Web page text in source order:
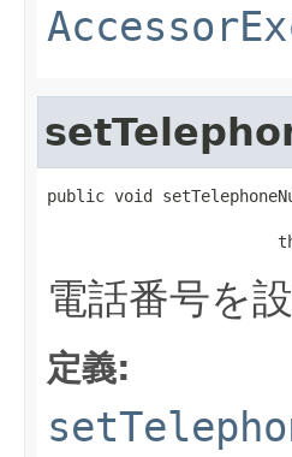
public void
電話番号を
定義: